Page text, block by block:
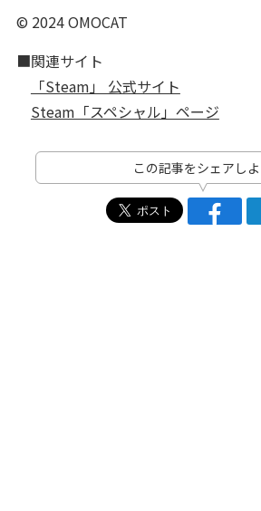
© 2024 OMOCAT
■関連サイト
「Steam」 公式サイト
Steam「スペシャル」ページ
この記事をシェアしよ